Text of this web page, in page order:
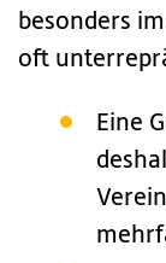
besonders
oft
Eine